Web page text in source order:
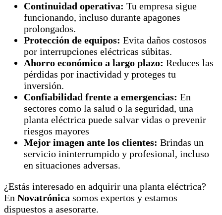
Continuidad operativa: Tu empresa sigue
funcionando, incluso durante apagones
prolongados.
Protección de equipos: Evita daños costosos
por interrupciones eléctricas súbitas.
Ahorro económico a largo plazo: Reduces las
pérdidas por inactividad y proteges tu
inversión.
Confiabilidad frente a emergencias: En
sectores como la salud o la seguridad, una
planta eléctrica puede salvar vidas o prevenir
riesgos mayores
Mejor imagen ante los clientes: Brindas un
servicio ininterrumpido y profesional, incluso
en situaciones adversas.
¿Estás interesado en adquirir una planta eléctrica?
En Novatrónica somos expertos y estamos
dispuestos a asesorarte.